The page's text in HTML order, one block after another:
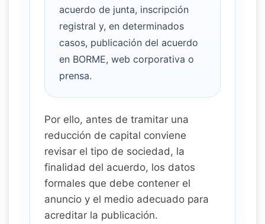
acuerdo de junta, inscripción
registral y, en determinados
casos, publicación del acuerdo
en BORME, web corporativa o
prensa.
Por ello, antes de tramitar una
reducción de capital conviene
revisar el tipo de sociedad, la
finalidad del acuerdo, los datos
formales que debe contener el
anuncio y el medio adecuado para
acreditar la publicación.